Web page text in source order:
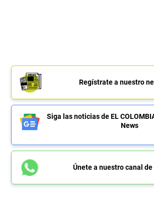
Regístrate a nuestro
Siga las noticias de EL
News
Únete a nuestro canal